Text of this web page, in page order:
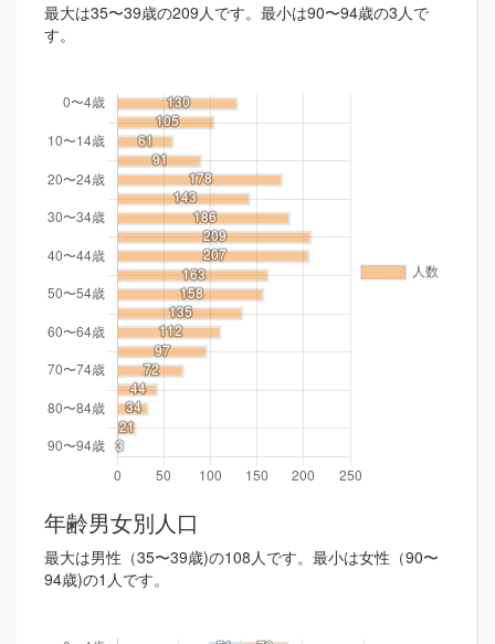
最大は35〜39歳の209人です。最小は90〜94歳の3人で
す。
年齢男女別人口
最大は男性（35〜39歳)の108人です。最小は女性（90〜
94歳)の1人です。